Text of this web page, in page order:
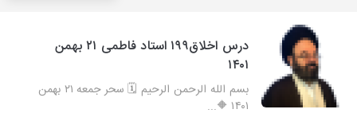
درس اخلاق۱۹۹ استاد فاطمی ۲۱ بهمن
۱۴۰۱
بسم الله الرحمن الرحیم 🗓 سحر جمعه ۲۱ بهمن
۱۴۰۱ 🔶...